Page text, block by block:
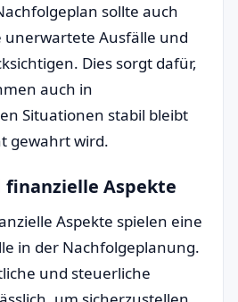
sollte auch
unerwartete Ausfälle und
Dies sorgt dafür,
auch in
Situationen stabil bleibt
gewahrt wird.
finanzielle Aspekte
Aspekte spielen eine
in der Nachfolgeplanung.
und steuerliche